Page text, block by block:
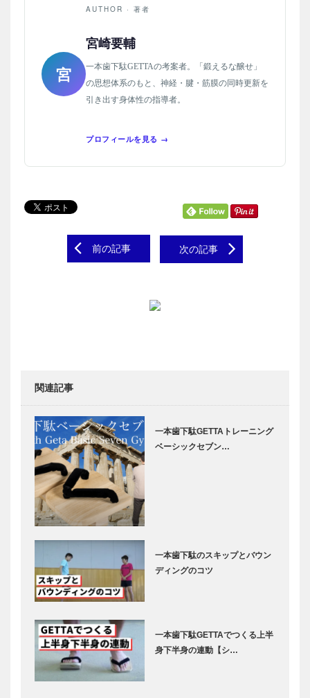
宮
AUTHOR · 著者
宮崎要輔
一本歯下駄GETTAの考案者。「鍛えるな醸せ」
の思想体系のもと、神経・腱・筋膜の同時更新を
引き出す身体性の指導者。
プロフィールを見る →
前の記事 次の記事
関連記事
一本歯下駄GETTAトレーニング
ベーシックセブン…
一本歯下駄のスキップとバウン
ディングのコツ
一本歯下駄GETTAでつくる上半
身下半身の連動【シ…